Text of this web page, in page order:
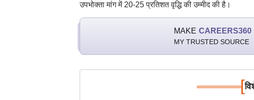
उपभोक्ता मांग में 20-25 प्रतिशत वृद्धि की उम्मीद की है।
MAKE CAREERS360
MY TRUSTED SOURCE
[